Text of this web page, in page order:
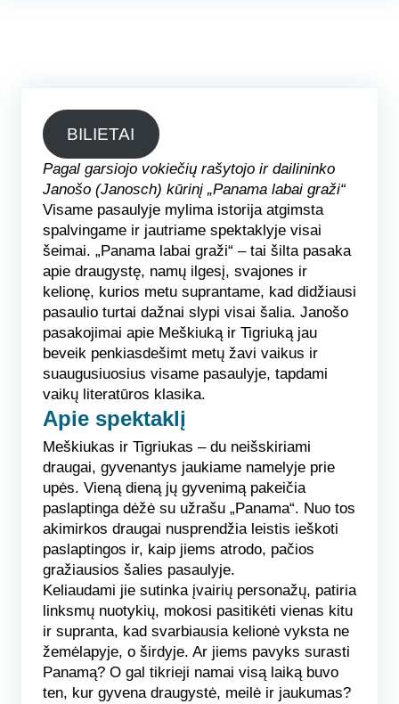
BILIETAI
Pagal garsiojo vokiečių rašytojo ir dailininko
Janošo (Janosch) kūrinį „Panama labai graži“
Visame pasaulyje mylima istorija atgimsta
spalvingame ir jautriame spektaklyje visai
šeimai. „Panama labai graži“ – tai šilta pasaka
apie draugystę, namų ilgesį, svajones ir
kelionę, kurios metu suprantame, kad didžiausi
pasaulio turtai dažnai slypi visai šalia. Janošo
pasakojimai apie Meškiuką ir Tigriuką jau
beveik penkiasdešimt metų žavi vaikus ir
suaugusiuosius visame pasaulyje, tapdami
vaikų literatūros klasika.
Apie spektaklį
Meškiukas ir Tigriukas – du neišskiriami
draugai, gyvenantys jaukiame namelyje prie
upės. Vieną dieną jų gyvenimą pakeičia
paslaptinga dėžė su užrašu „Panama“. Nuo tos
akimirkos draugai nusprendžia leistis ieškoti
paslaptingos ir, kaip jiems atrodo, pačios
gražiausios šalies pasaulyje.
Keliaudami jie sutinka įvairių personažų, patiria
linksmų nuotykių, mokosi pasitikėti vienas kitu
ir supranta, kad svarbiausia kelionė vyksta ne
žemėlapyje, o širdyje. Ar jiems pavyks surasti
Panamą? O gal tikrieji namai visą laiką buvo
ten, kur gyvena draugystė, meilė ir jaukumas?